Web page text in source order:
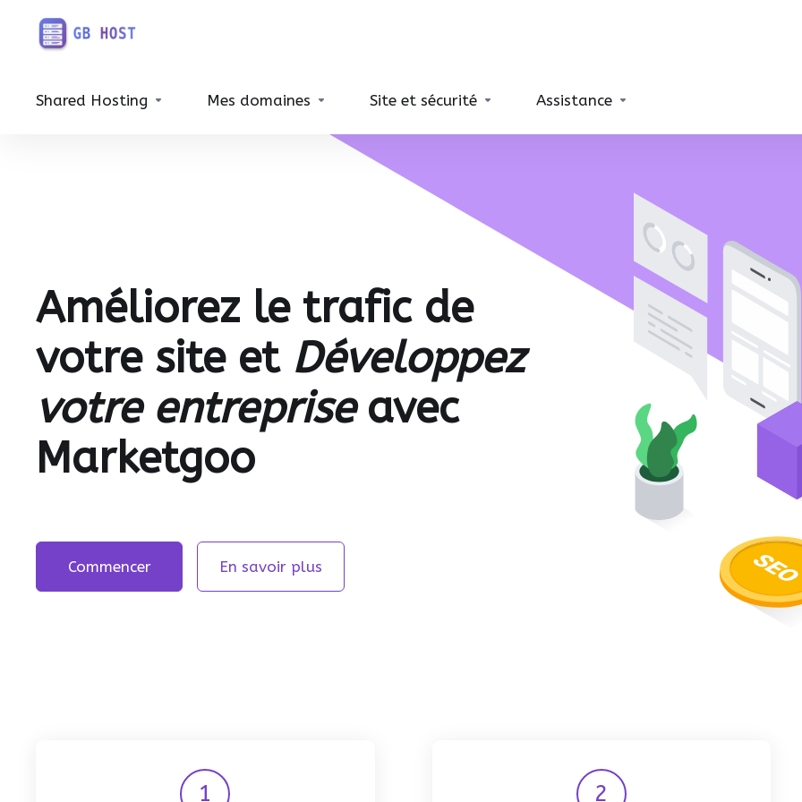
Shared Hosting Mes domaines Site et sécurité Assistance
Améliorez le trafic de
votre site et Développez
votre entrepriseavec
Marketgoo
Commencer En savoir plus
1 2